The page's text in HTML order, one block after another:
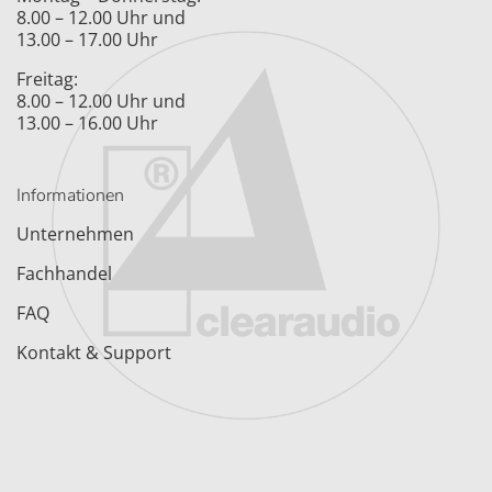
8.00 – 12.00 Uhr und
13.00 – 17.00 Uhr
Freitag:
8.00 – 12.00 Uhr und
13.00 – 16.00 Uhr
Informationen
Unternehmen
Fachhandel
FAQ
Kontakt & Support